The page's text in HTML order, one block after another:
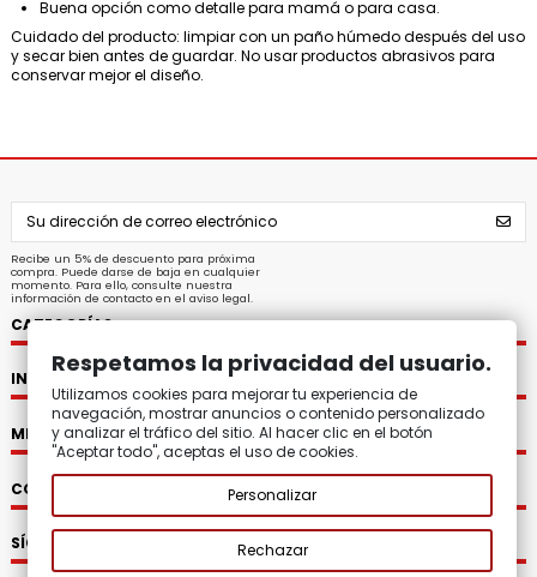
Buena opción como detalle para mamá o para casa.
Cuidado del producto: limpiar con un paño húmedo después del uso
y secar bien antes de guardar. No usar productos abrasivos para
conservar mejor el diseño.
Recibe un 5% de descuento para próxima
compra. Puede darse de baja en cualquier
momento. Para ello, consulte nuestra
información de contacto en el aviso legal.
CATEGORÍAS
INFORMACIÓN
MI CUENTA
CONTACTO
SÍGUENOS
Respetamos la privacidad del usuario.
Utilizamos cookies para mejorar tu experiencia de
navegación, mostrar anuncios o contenido personalizado
y analizar el tráfico del sitio. Al hacer clic en el botón
"Aceptar todo", aceptas el uso de cookies.
Personalizar
Rechazar